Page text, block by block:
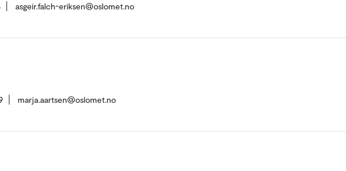
asgeir.falch-eriksen@oslomet.no
marja.aartsen@oslomet.no